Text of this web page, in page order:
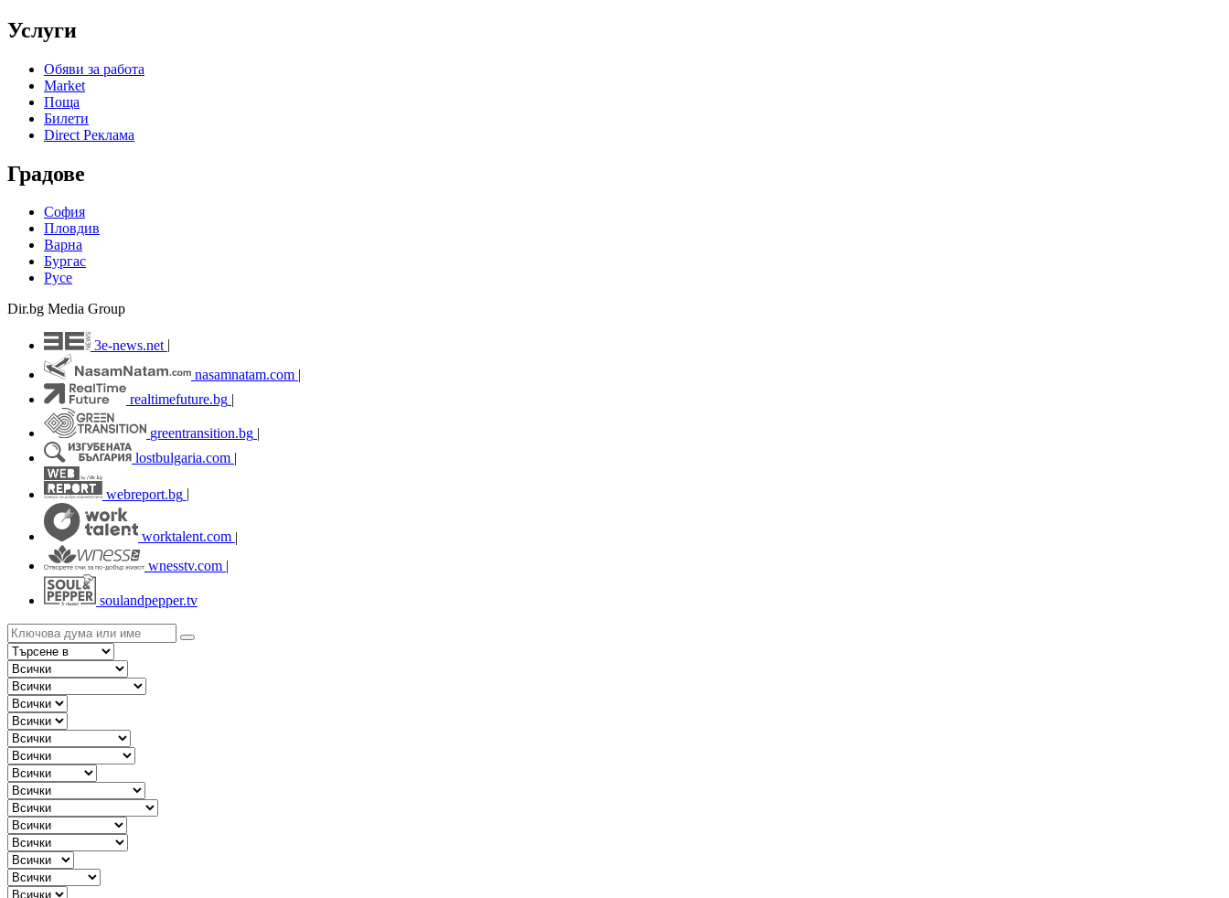
Услуги
Обяви за работа
Market
Поща
Билети
Direct Реклама
Градове
София
Пловдив
Варна
Бургас
Русе
Dir.bg Media Group
3e-news.net
nasamnatam.com |
realtimefuture.bg |
greentransition.bg |
lostbulgaria.com |
webreport.bg
worktalent.com |
wnesstv.com |
soulandpepper.tv